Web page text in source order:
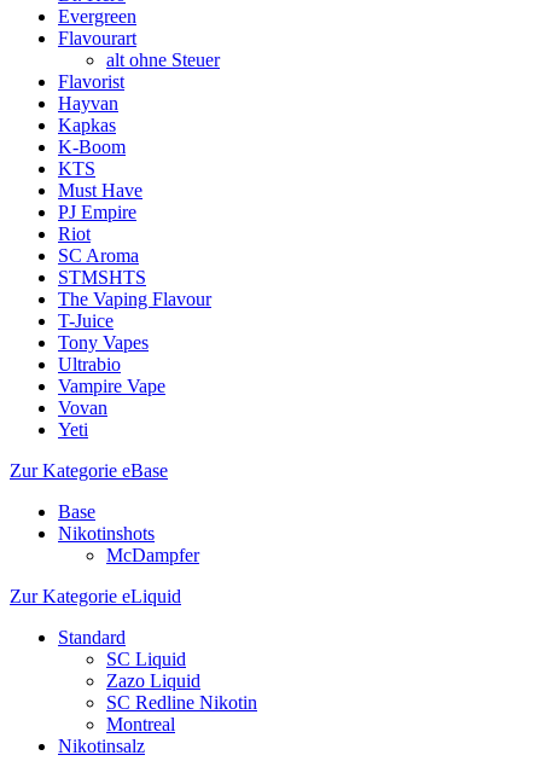
Evergreen
Flavourart
alt ohne Steuer
Flavorist
Hayvan
Kapkas
K-Boom
KTS
Must Have
PJ Empire
Riot
SC Aroma
STMSHTS
The Vaping Flavour
T-Juice
Tony Vapes
Ultrabio
Vampire Vape
Vovan
Yeti
Zur Kategorie eBase
Base
Nikotinshots
McDampfer
Zur Kategorie eLiquid
Standard
SC Liquid
Zazo Liquid
SC Redline Nikotin
Montreal
Nikotinsalz